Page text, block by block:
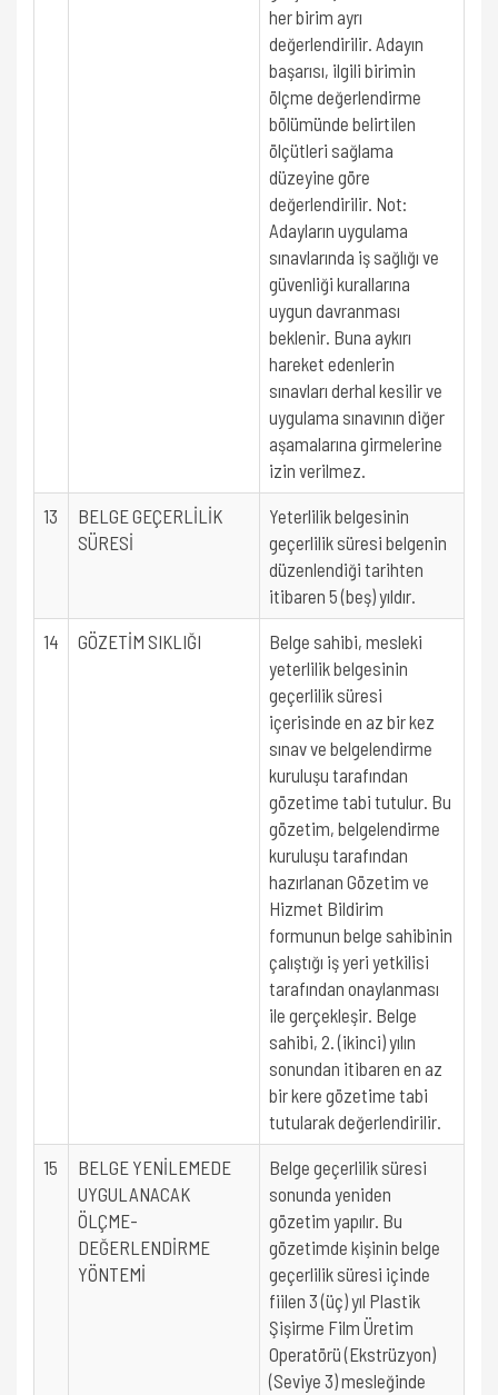
her birim ayrı
değerlendirilir. Adayın
başarısı, ilgili birimin
ölçme değerlendirme
bölümünde belirtilen
ölçütleri sağlama
düzeyine göre
değerlendirilir. Not:
Adayların uygulama
sınavlarında iş sağlığı ve
güvenliği kurallarına
uygun davranması
beklenir. Buna aykırı
hareket edenlerin
sınavları derhal kesilir ve
uygulama sınavının diğer
aşamalarına girmelerine
izin verilmez.
13
BELGE GEÇERLİLİK
SÜRESİ
Yeterlilik belgesinin
geçerlilik süresi belgenin
düzenlendiği tarihten
itibaren 5 (beş) yıldır.
14 GÖZETİM SIKLIĞI
Belge sahibi, mesleki
yeterlilik belgesinin
geçerlilik süresi
içerisinde en az bir kez
sınav ve belgelendirme
kuruluşu tarafından
gözetime tabi tutulur. Bu
gözetim, belgelendirme
kuruluşu tarafından
hazırlanan Gözetim ve
Hizmet Bildirim
formunun belge sahibinin
çalıştığı iş yeri yetkilisi
tarafından onaylanması
ile gerçekleşir. Belge
sahibi, 2. (ikinci) yılın
sonundan itibaren en az
bir kere gözetime tabi
tutularak değerlendirilir.
15
BELGE YENİLEMEDE
UYGULANACAK
ÖLÇME-
DEĞERLENDİRME
YÖNTEMİ
Belge geçerlilik süresi
sonunda yeniden
gözetim yapılır. Bu
gözetimde kişinin belge
geçerlilik süresi içinde
fiilen 3 (üç) yıl Plastik
Şişirme Film Üretim
Operatörü (Ekstrüzyon)
(Seviye 3) mesleğinde